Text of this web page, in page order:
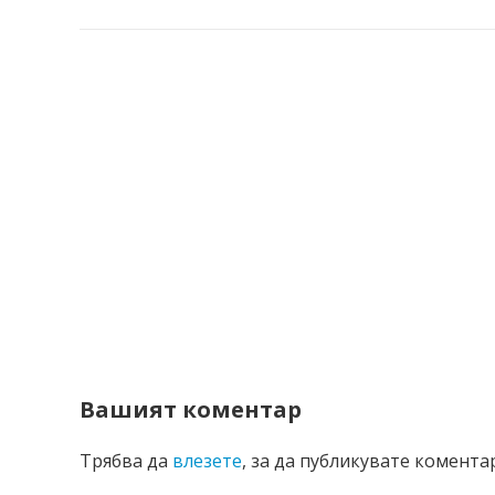
Вашият коментар
Трябва да влезете, за да публикувате